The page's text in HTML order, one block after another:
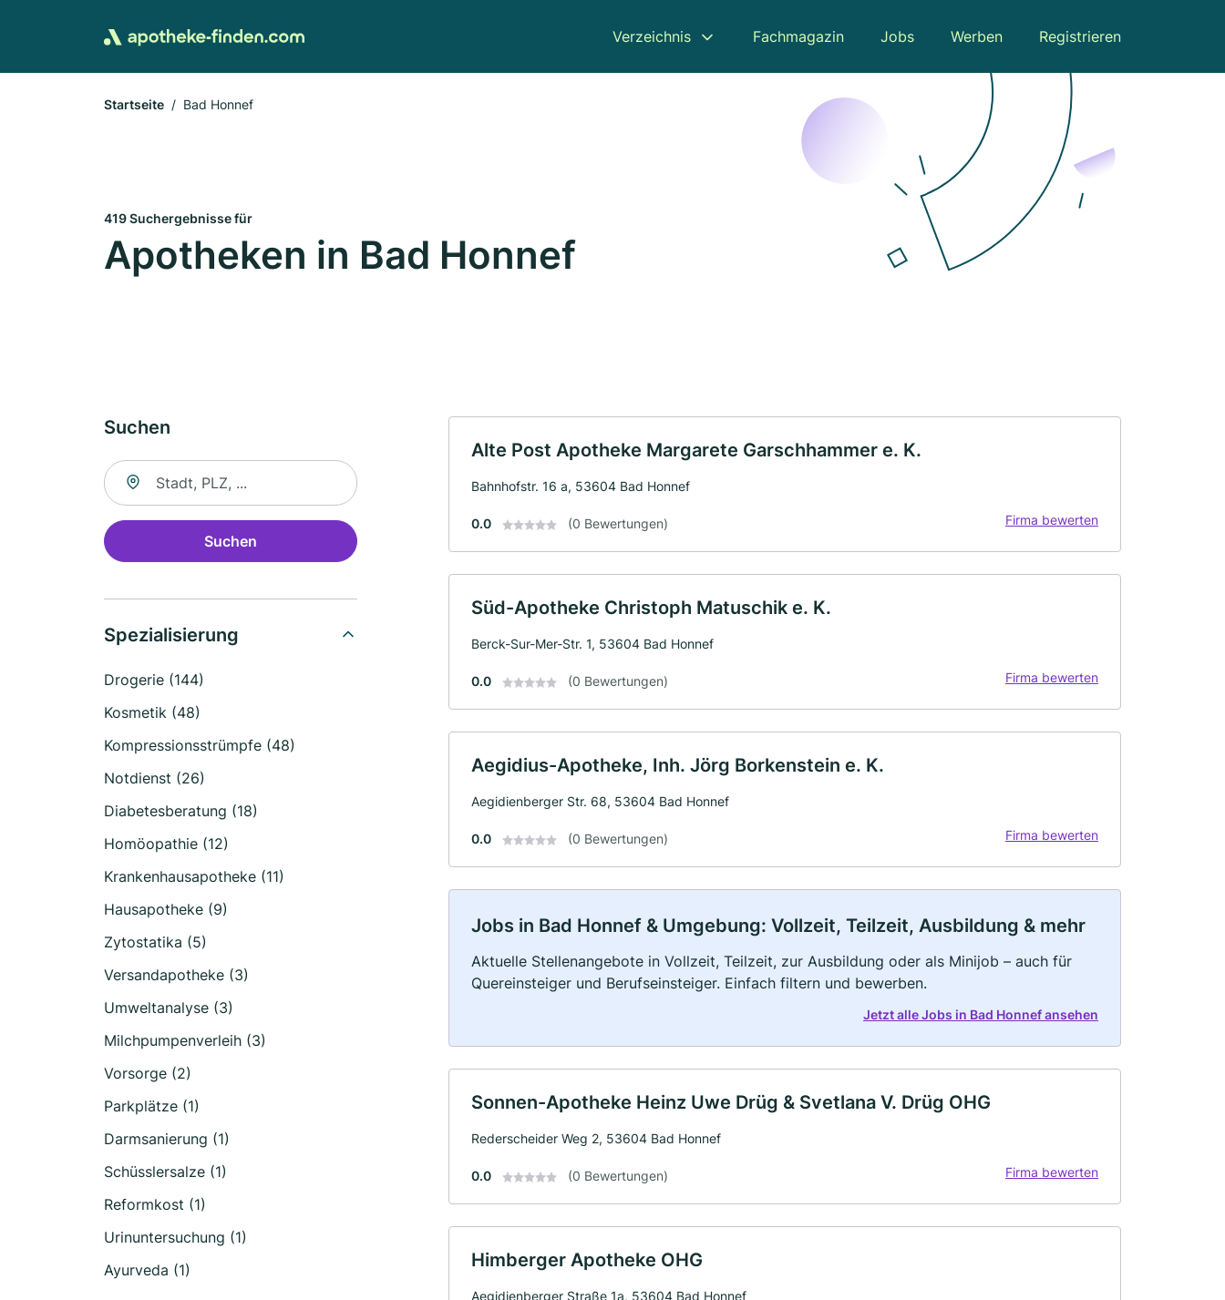
Verzeichnis Fachmagazin Jobs Werben Registrieren
Startseite Bad Honnef
419 Suchergebnisse für
Apotheken in Bad Honnef
Suchen
Suche nach Ort
Suchen
Spezialisierung
Drogerie (144)
Kosmetik (48)
Kompressionsstrümpfe (48)
Notdienst (26)
Diabetesberatung (18)
Homöopathie (12)
Krankenhausapotheke (11)
Hausapotheke (9)
Zytostatika (5)
Versandapotheke (3)
Umweltanalyse (3)
Milchpumpenverleih (3)
Vorsorge (2)
Parkplätze (1)
Darmsanierung (1)
Schüsslersalze (1)
Reformkost (1)
Urinuntersuchung (1)
Ayurveda (1)
Alte Post Apotheke Margarete Garschhammer e. K.
Bahnhofstr. 16 a, 53604 Bad Honnef
0.0 (0 Bewertungen) Firma bewerten
Süd-Apotheke Christoph Matuschik e. K.
Berck-Sur-Mer-Str. 1, 53604 Bad Honnef
0.0 (0 Bewertungen) Firma bewerten
Aegidius-Apotheke, Inh. Jörg Borkenstein e. K.
Aegidienberger Str. 68, 53604 Bad Honnef
0.0 (0 Bewertungen) Firma bewerten
Jobs in Bad Honnef & Umgebung: Vollzeit, Teilzeit, Ausbildung & mehr
Aktuelle Stellenangebote in Vollzeit, Teilzeit, zur Ausbildung oder als Minijob – auch für
Quereinsteiger und Berufseinsteiger. Einfach filtern und bewerben.
Jetzt alle Jobs in Bad Honnef ansehen
Sonnen-Apotheke Heinz Uwe Drüg & Svetlana V. Drüg OHG
Rederscheider Weg 2, 53604 Bad Honnef
0.0 (0 Bewertungen) Firma bewerten
Himberger Apotheke OHG
Aegidienberger Straße 1a, 53604 Bad Honnef